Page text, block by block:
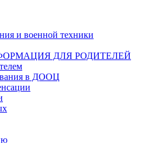
и военной техники
ДЛЯ РОДИТЕЛЕЙ
в ДООЦ